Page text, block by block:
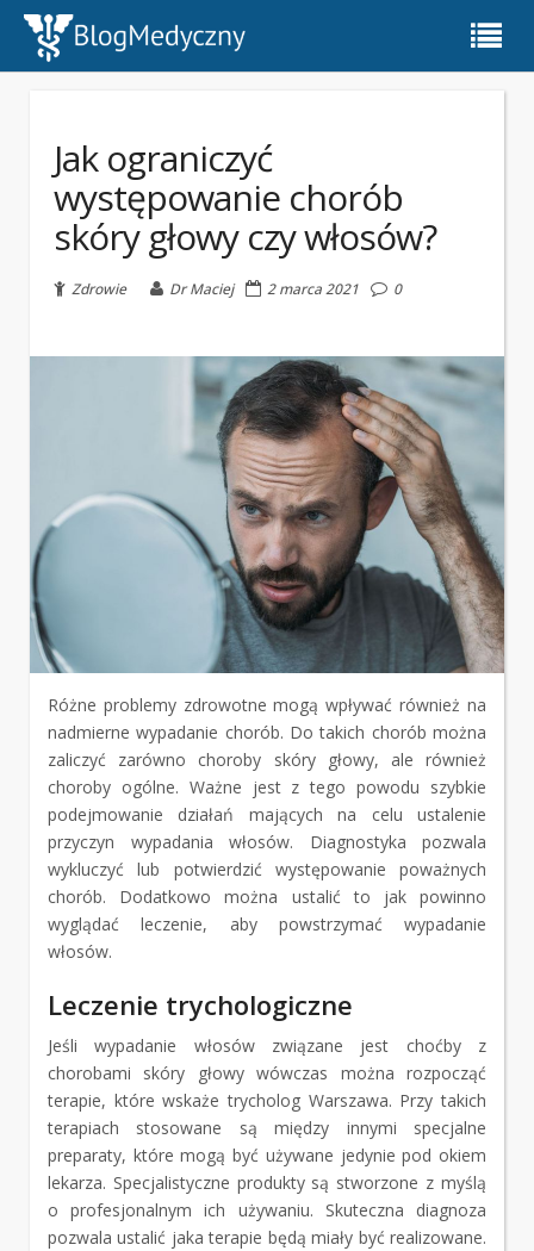
Jak ograniczyć
występowanie chorób
skóry głowy czy włosów?
Zdrowie Dr Maciej 2 marca 2021 0
Różne problemy zdrowotne mogą wpływać również na
nadmierne wypadanie chorób. Do takich chorób można
zaliczyć zarówno choroby skóry głowy, ale również
choroby ogólne. Ważne jest z tego powodu szybkie
podejmowanie działań mających na celu ustalenie
przyczyn wypadania włosów. Diagnostyka pozwala
wykluczyć lub potwierdzić występowanie poważnych
chorób. Dodatkowo można ustalić to jak powinno
wyglądać leczenie, aby powstrzymać wypadanie
włosów.
Leczenie trychologiczne
Jeśli wypadanie włosów związane jest choćby z
chorobami skóry głowy wówczas można rozpocząć
terapie, które wskaże trycholog Warszawa. Przy takich
terapiach stosowane są między innymi specjalne
preparaty, które mogą być używane jedynie pod okiem
lekarza. Specjalistyczne produkty są stworzone z myślą
o profesjonalnym ich używaniu. Skuteczna diagnoza
pozwala ustalić jaka terapie będą miały być realizowane.